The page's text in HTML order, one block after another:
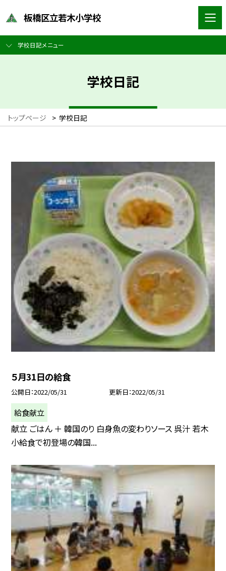
板橋区立若木小学校
学校日記メニュー
学校日記
トップページ > 学校日記
５月31日の給食
公開日 2022/05/31 更新日 2022/05/31
給食献立
献立 ごはん ＋ 韓国のり 白身魚の変わりソース 呉汁 若木
小給食で初登場の韓国...